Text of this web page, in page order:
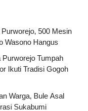
500 Mesin
Wasono Hangus
Purworejo Tumpah
Ikuti Tradisi Gogoh
Warga, Bule Asal
Sukabumi